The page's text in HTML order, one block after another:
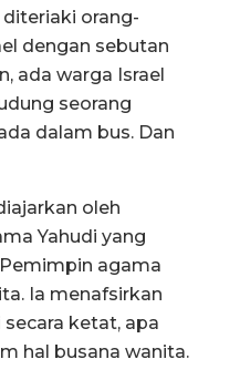
orang-
dengan sebutan
ada warga Israel
seorang
dalam bus. Dan
oleh
Yahudi yang
agama
Ia menafsirkan
ketat, apa
hal busana wanita.